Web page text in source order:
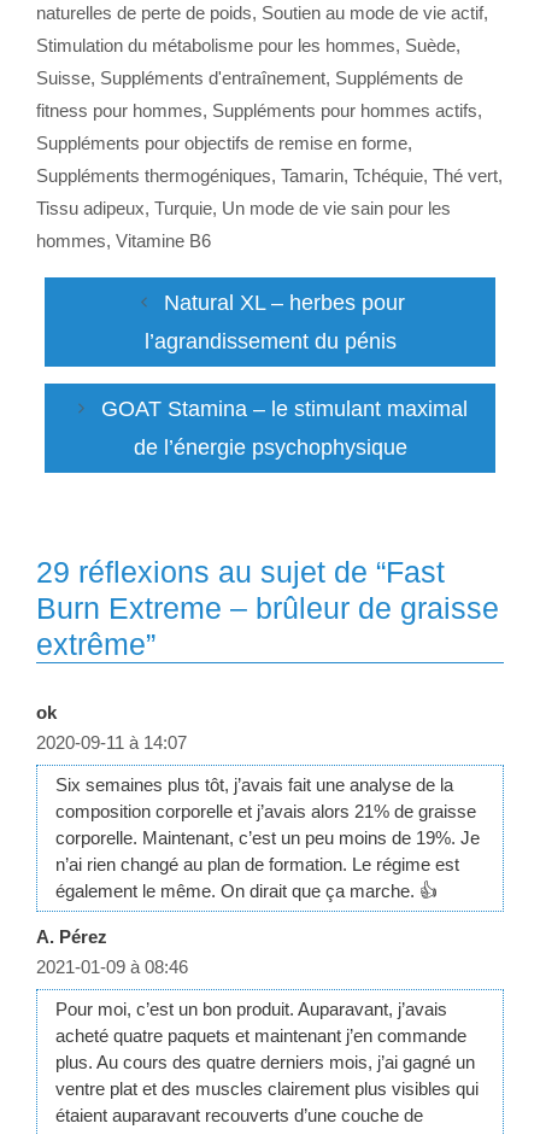
naturelles de perte de poids, Soutien au mode de vie actif,
Stimulation du métabolisme pour les hommes, Suède,
Suisse, Suppléments d'entraînement, Suppléments de
fitness pour hommes, Suppléments pour hommes actifs,
Suppléments pour objectifs de remise en forme,
Suppléments thermogéniques, Tamarin, Tchéquie, Thé vert,
Tissu adipeux, Turquie, Un mode de vie sain pour les
hommes, Vitamine B6
Natural XL – herbes pour
l’agrandissement du pénis
GOAT Stamina – le stimulant maximal
de l’énergie psychophysique
29 réflexions au sujet de “Fast
Burn Extreme – brûleur de graisse
extrême”
ok
2020-09-11 à 14:07
Six semaines plus tôt, j’avais fait une analyse de la
composition corporelle et j’avais alors 21% de graisse
corporelle. Maintenant, c’est un peu moins de 19%. Je
n’ai rien changé au plan de formation. Le régime est
également le même. On dirait que ça marche. 👍
A. Pérez
2021-01-09 à 08:46
Pour moi, c’est un bon produit. Auparavant, j’avais
acheté quatre paquets et maintenant j’en commande
plus. Au cours des quatre derniers mois, j’ai gagné un
ventre plat et des muscles clairement plus visibles qui
étaient auparavant recouverts d’une couche de